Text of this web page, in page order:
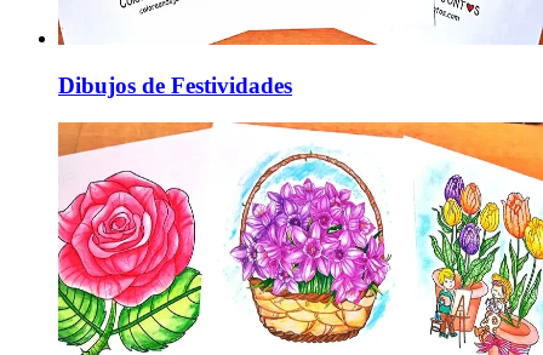
Dibujos de Festividades